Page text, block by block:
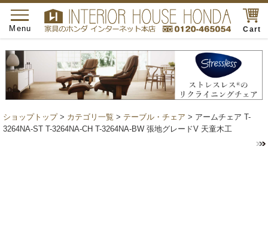
Cart
toggle
navigation
Menu
ショップトップ> カテゴリ一覧 > テーブル・チェア > アームチェア T-
3264NA-ST T-3264NA-CH T-3264NA-BW 張地グレードV 天童木工